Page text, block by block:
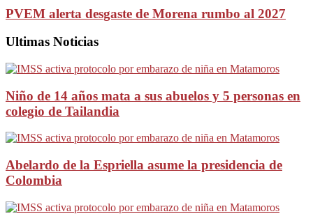
PVEM alerta desgaste de Morena rumbo al 2027
Ultimas Noticias
Niño de 14 años mata a sus abuelos y 5 personas en
colegio de Tailandia
Abelardo de la Espriella asume la presidencia de
Colombia